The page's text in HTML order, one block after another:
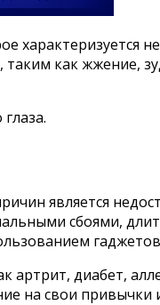
характеризуется
как жжение,
является
сбоями,
гаджетов,
артрит, диабет,
на свои